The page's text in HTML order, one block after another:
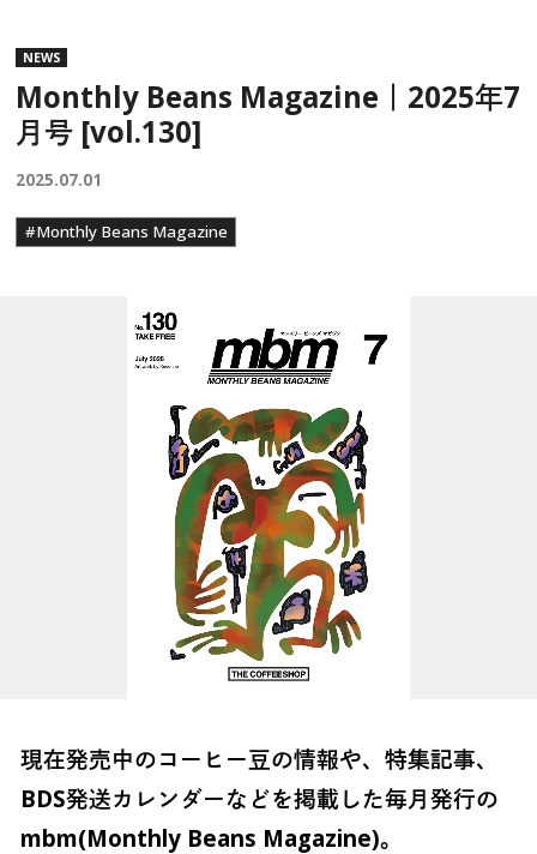
NEWS
Monthly Beans Magazine｜2025年7
月号 [vol.130]
2025.07.01
#Monthly Beans Magazine
現在発売中のコーヒー豆の情報や、特集記事、
BDS発送カレンダーなどを掲載した毎月発行の
mbm(Monthly Beans Magazine)。